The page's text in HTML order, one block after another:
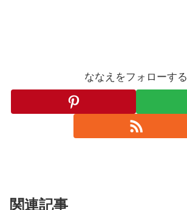
ななえをフォローする
関連記事